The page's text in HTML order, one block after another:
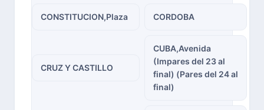
CONSTITUCION,Plaza CORDOBA
CRUZ Y CASTILLO
CUBA,Avenida
(Impares del 23 al
final) (Pares del 24 al
final)